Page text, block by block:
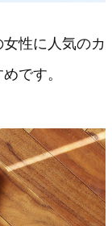
性に人気のカ
です。